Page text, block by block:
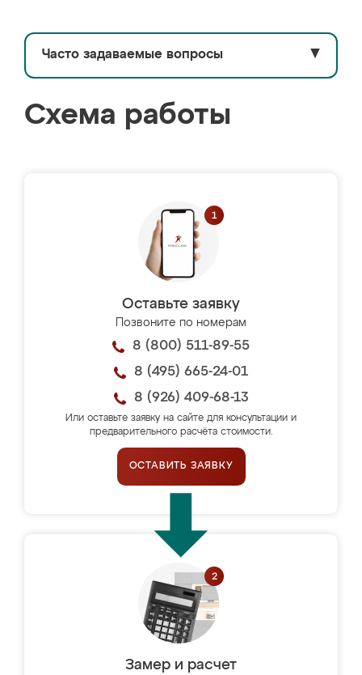
Часто задаваемые вопросы ▼
Схема работы
Оставьте заявку
Позвоните по номерам
8 (800) 511-89-55
8 (495) 665-24-01
8 (926) 409-68-13
Или оставьте заявку на сайте для консультации и
предварительного расчёта стоимости.
ОСТАВИТЬ ЗАЯВКУ
Замер и расчет